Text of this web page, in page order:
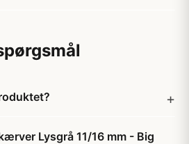
Lysgrå 11/16 mm - Big